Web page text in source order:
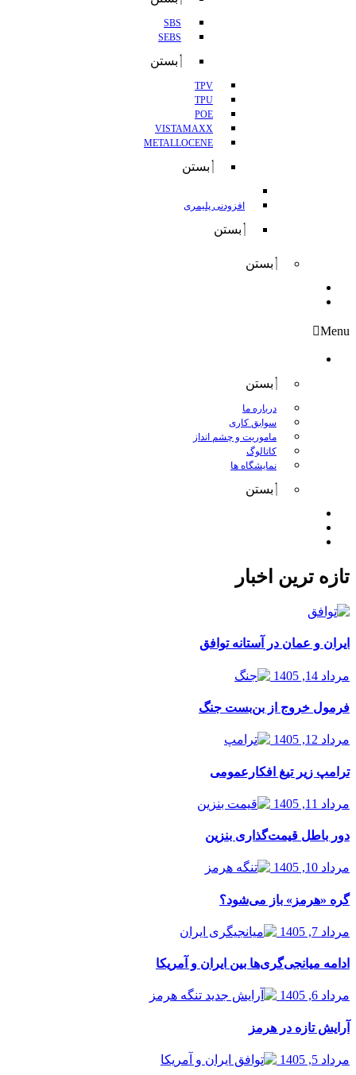
SBS
SEBS
بستن
TPV
TPU
POE
VISTAMAXX
METALLOCENE
بستن
افزودنی پلیمری
بستن
بستن
Menu
بستن
درباره ما
سوابق کاری
ماموریت و چشم انداز
کاتالوگ
نمایشگاه ها
بستن
تازه ترین اخبار
ایران و عمان در آستانه توافق
مرداد 14, 1405
فرمول خروج از بن‌بست جنگ
مرداد 12, 1405
ترامپ زیر تیغ افکارعمومی
مرداد 11, 1405
دور باطل قیمت‌گذاری بنزین
مرداد 10, 1405
گره «هرمز» باز می‌شود؟
مرداد 7, 1405
ادامه میانجی‌گری‌ها بین ایران و آمریکا
مرداد 6, 1405
آرایش تازه در هرمز
مرداد 5, 1405